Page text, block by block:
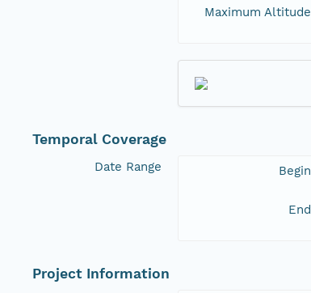
Maximum Altitude
Temporal Coverage
Date Range Begin
End
Project Information